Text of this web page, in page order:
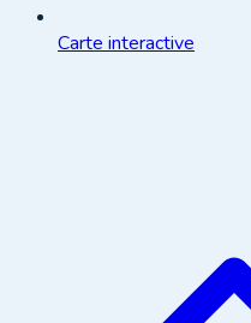
Carte interactive